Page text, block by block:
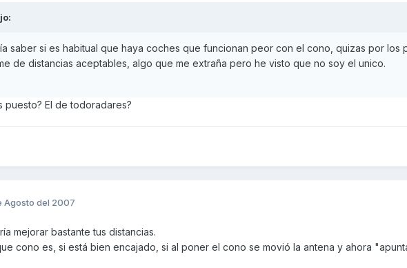
saber si es habitual que haya coches que funcionan peor con el cono, quizas por
de distancias aceptables, algo que me extraña pero he visto que no soy el unico.
puesto? El de todoradares?
Agosto del 2007
mejorar bastante tus distancias.
cono es, si está bien encajado, si al poner el cono se movió la antena y ahora